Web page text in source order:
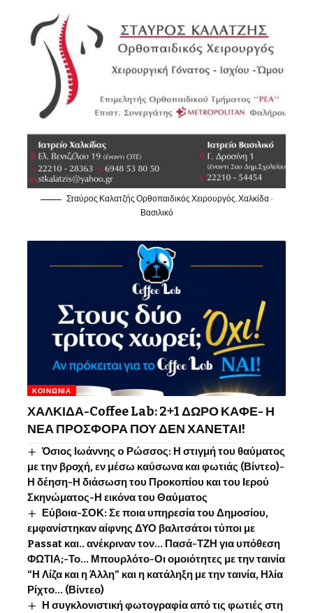
Σταύρος Καλατζής Ορθοπαιδικός Χειρουργός, Χαλκίδα -
Βασιλικό
ΚΟΙΝΩΝΊΑ
ΧΑΛΚΙΔΑ-Coffee Lab: 2+1 ΔΩΡΟ ΚΑΦΕ- Η
ΝΕΑ ΠΡΟΣΦΟΡΑ ΠΟΥ ΔΕΝ ΧΑΝΕΤΑΙ!
Όσιος Ιωάννης o Ρώσσος: Η στιγμή του θαύματος
με την βροχή, εν μέσω καύσωνα και φωτιάς (Βίντεο)-
Η δέηση-Η διάσωση του Προκοπίου και του Ιερού
Σκηνώματος-Η εικόνα του Θαύματος
Εύβοια-ΣΟΚ: Σε ποια υπηρεσία του Δημοσίου,
εμφανίστηκαν αίφνης ΔΥΟ βαλιτσάτοι τύποι με
Passat και.. ανέκριναν τον… Πασά-ΤΖΗ για υπόθεση
ΦΩΤΙΑ;-Το… Μπουρλότο-Οι ομοιότητες με την ταινία
“Η Λίζα και η Άλλη” και η κατάληξη με την ταινία, Ηλία
Ρίχτο… (Βίντεο)
Η συγκλονιστική φωτογραφία από τις φωτιές στη